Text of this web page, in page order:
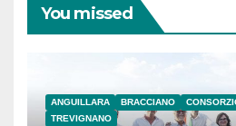
You missed
ANGUILLARA BRACCIANO
TREVIGNANO